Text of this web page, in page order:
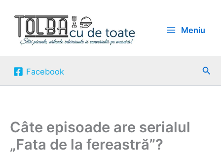
content
Meniu
Facebook
Câte episoade are serialul
„Fata de la fereastră”?